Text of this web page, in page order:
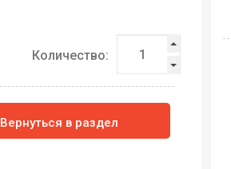
Количество:
Вернуться в раздел